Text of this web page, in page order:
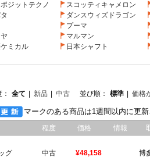
ジットテクノ スコッティキャメロン
ダンスウィズドラゴン
プーマ
マルマン
ミカル 日本シャフト
全て 新品 中古 並び順： 標準 価格
マークのある商品は1週間以内に更
程度 価格 情報
グ 中古 ¥48,158 博